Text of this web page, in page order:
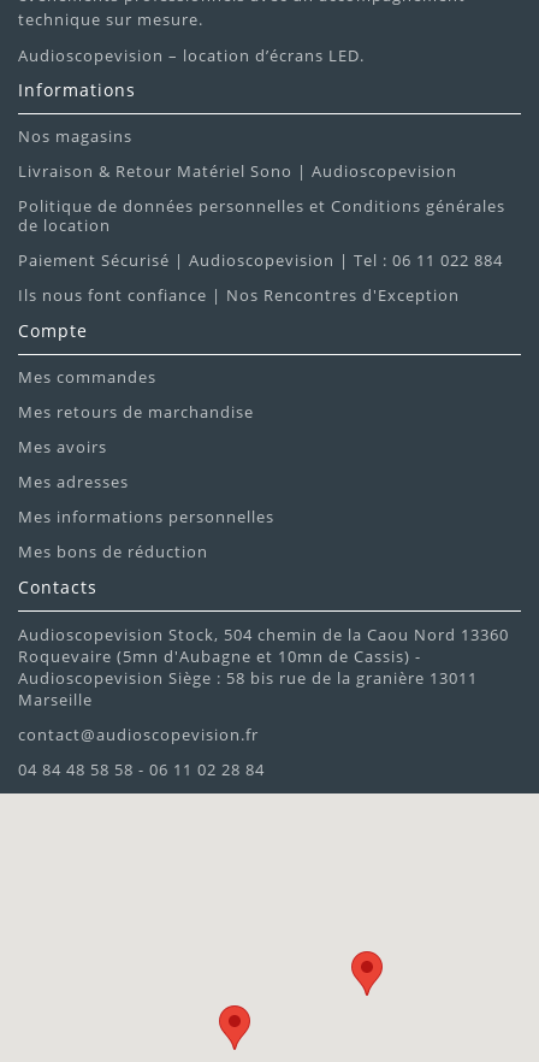
technique sur mesure.
Audioscopevision – location d’écrans LED.
Informations
Nos magasins
Livraison & Retour Matériel Sono | Audioscopevision
Politique de données personnelles et Conditions générales
de location
Paiement Sécurisé | Audioscopevision | Tel : 06 11 022 884
Ils nous font confiance | Nos Rencontres d'Exception
Compte
Mes commandes
Mes retours de marchandise
Mes avoirs
Mes adresses
Mes informations personnelles
Mes bons de réduction
Contacts
Audioscopevision Stock, 504 chemin de la Caou Nord 13360
Roquevaire (5mn d'Aubagne et 10mn de Cassis) -
Audioscopevision Siège : 58 bis rue de la granière 13011
Marseille
contact@audioscopevision.fr
04 84 48 58 58 - 06 11 02 28 84